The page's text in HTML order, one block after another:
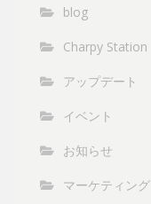
blog
Charpy Station
アップデート
イベント
お知らせ
マーケティング